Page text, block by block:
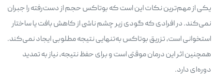
یکی از مهم‌ترین نکات این است که بوتاکس حجم از دست‌رفته را جبران
نمی‌کند. در افرادی که گودی زیر چشم ناشی از کاهش بافت یا ساختار
استخوانی است، تزریق بوتاکس به‌تنهایی نتیجه مطلوبی ایجاد نمی‌کند.
همچنین اثر این درمان موقتی است و برای حفظ نتیجه، نیاز به تمدید
دوره‌ای دارد.